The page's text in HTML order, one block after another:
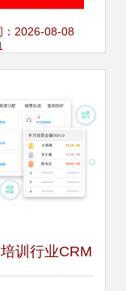
条码解决方
：2026-08-08
训行业CRM